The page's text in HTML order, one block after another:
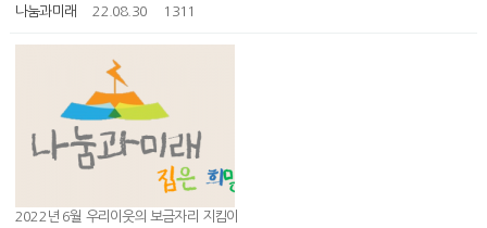
나눔과미래
22.08.30 1311
2022년 6월 우리이웃의 보금자리 지킴이